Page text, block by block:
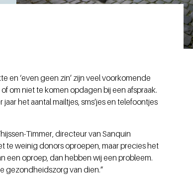
en ‘even geen zin’ zijn veel voorkomende
om niet te komen opdagen bij een afspraak.
het aantal mailtjes, sms’jes en telefoontjes
Timmer, directeur van Sanquin
te weinig donors oproepen, maar precies het
een oproep, dan hebben wij een probleem.
gezondheidszorg van dien.”